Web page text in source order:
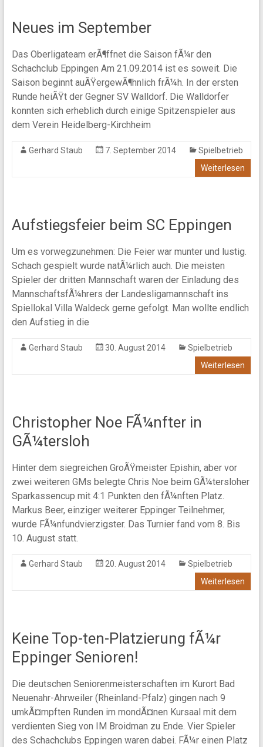
Neues im September
Das Oberligateam erÃ¶ffnet die Saison fÃ¼r den
Schachclub Eppingen Am 21.09.2014 ist es soweit. Die
Saison beginnt auÃŸergewÃ¶hnlich frÃ¼h. In der ersten
Runde heiÃŸt der Gegner SV Walldorf. Die Walldorfer
konnten sich erheblich durch einige Spitzenspieler aus
dem Verein Heidelberg-Kirchheim
Gerhard Staub 7. September 2014
Spielbetrieb
Weiterlesen
Aufstiegsfeier beim SC Eppingen
Um es vorwegzunehmen: Die Feier war munter und lustig.
Schach gespielt wurde natÃ¼rlich auch. Die meisten
Spieler der dritten Mannschaft waren der Einladung des
MannschaftsfÃ¼hrers der Landesligamannschaft ins
Spiellokal Villa Waldeck gerne gefolgt. Man wollte endlich
den Aufstieg in die
Gerhard Staub 30. August 2014
Spielbetrieb
Weiterlesen
Christopher Noe FÃ¼nfter in
GÃ¼tersloh
Hinter dem siegreichen GroÃŸmeister Epishin, aber vor
zwei weiteren GMs belegte Chris Noe beim GÃ¼tersloher
Sparkassencup mit 4:1 Punkten den fÃ¼nften Platz.
Markus Beer, einziger weiterer Eppinger Teilnehmer,
wurde FÃ¼nfundvierzigster. Das Turnier fand vom 8. Bis
10. August statt.
Gerhard Staub 20. August 2014
Spielbetrieb
Weiterlesen
Keine Top-ten-Platzierung fÃ¼r
Eppinger Senioren!
Die deutschen Seniorenmeisterschaften im Kurort Bad
Neuenahr-Ahrweiler (Rheinland-Pfalz) gingen nach 9
umkÃ¤mpften Runden im mondÃ¤nen Kursaal mit dem
verdienten Sieg von IM Broidman zu Ende. Vier Spieler
des Schachclubs Eppingen waren dabei. FÃ¼r einen Platz